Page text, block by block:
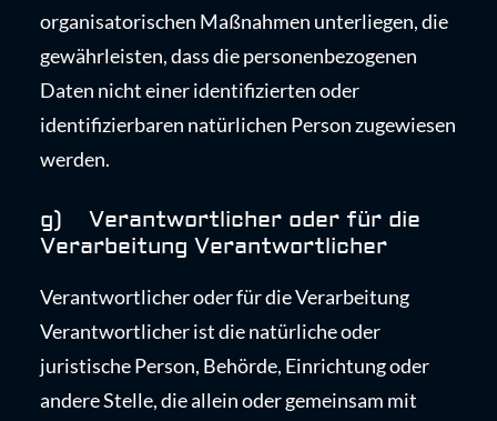
organisatorischen Maßnahmen unterliegen, die
gewährleisten, dass die personenbezogenen
Daten nicht einer identifizierten oder
identifizierbaren natürlichen Person zugewiesen
werden.
g) Verantwortlicher oder für die
Verarbeitung Verantwortlicher
Verantwortlicher oder für die Verarbeitung
Verantwortlicher ist die natürliche oder
juristische Person, Behörde, Einrichtung oder
andere Stelle, die allein oder gemeinsam mit